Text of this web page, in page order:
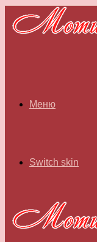
Меню
Switch skin